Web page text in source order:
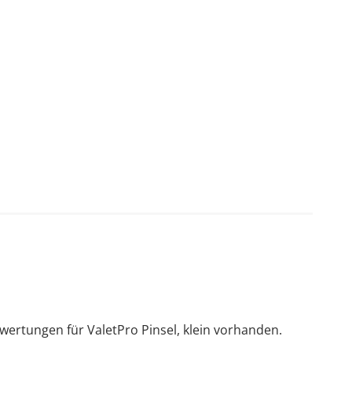
für ValetPro Pinsel, klein vorhanden.